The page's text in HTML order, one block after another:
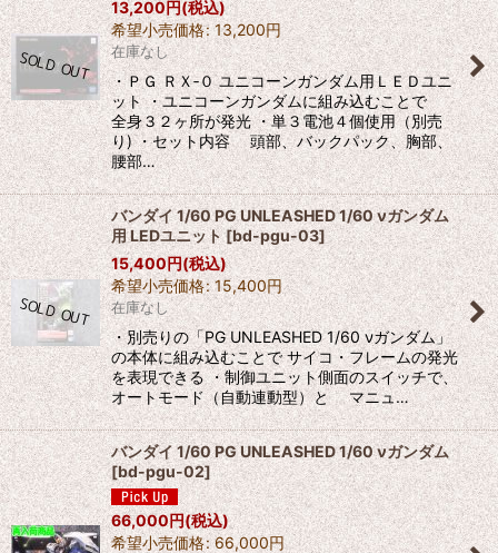
13,200円(税込)
希望小売価格: 13,200円
在庫なし
・ＰＧ ＲＸ‐０ ユニコーンガンダム用ＬＥＤユニ
ット ・ユニコーンガンダムに組み込むことで
全身３２ヶ所が発光 ・単３電池４個使用（別売
り) ・セット内容 頭部、バックパック、胸部、
腰部…
バンダイ 1/60 PG UNLEASHED 1/60 νガンダム
用 LEDユニット[bd-pgu-03]
15,400円(税込)
希望小売価格: 15,400円
在庫なし
・別売りの「PG UNLEASHED 1/60 νガンダム」
の本体に組み込むことで サイコ・フレームの発光
を表現できる ・制御ユニット側面のスイッチで、
オートモード（自動連動型）と マニュ…
バンダイ 1/60 PG UNLEASHED 1/60 νガンダム
[bd-pgu-02]
66,000円(税込)
希望小売価格: 66,000円